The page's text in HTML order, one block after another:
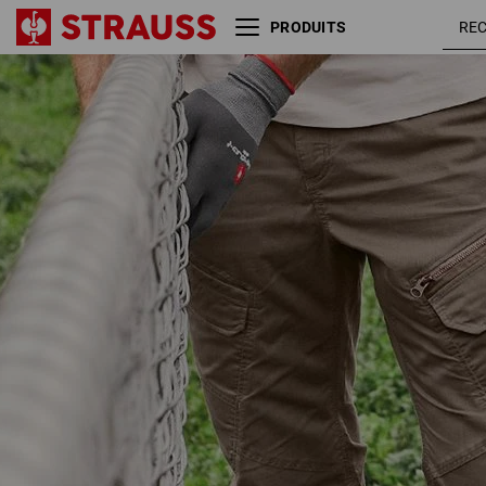
PRODUITS
Pantalon Cargo e.s. ventura
vintage